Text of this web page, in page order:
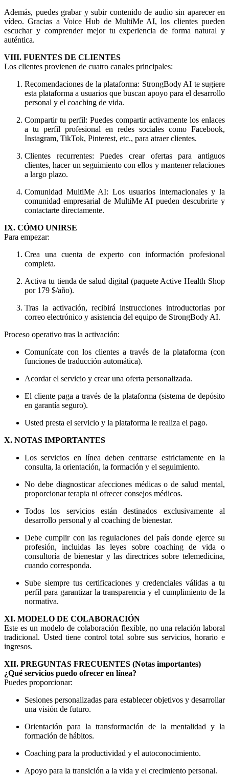
Además, puedes grabar y subir contenido de audio sin aparecer en
vídeo. Gracias a Voice Hub de MultiMe AI, los clientes pueden
escuchar y comprender mejor tu experiencia de forma natural y
auténtica.
VIII. FUENTES DE CLIENTES
Los clientes provienen de cuatro canales principales:
Recomendaciones de la plataforma: StrongBody AI te sugiere
esta plataforma a usuarios que buscan apoyo para el desarrollo
personal y el coaching de vida.
Compartir tu perfil: Puedes compartir activamente los enlaces
a tu perfil profesional en redes sociales como Facebook,
Instagram, TikTok, Pinterest, etc., para atraer clientes.
Clientes recurrentes: Puedes crear ofertas para antiguos
clientes, hacer un seguimiento con ellos y mantener relaciones
a largo plazo.
Comunidad MultiMe AI: Los usuarios internacionales y la
comunidad empresarial de MultiMe AI pueden descubrirte y
contactarte directamente.
IX. CÓMO UNIRSE
Para empezar:
Crea una cuenta de experto con información profesional
completa.
Activa tu tienda de salud digital (paquete Active Health Shop
por 179 $/año).
Tras la activación, recibirá instrucciones introductorias por
correo electrónico y asistencia del equipo de StrongBody AI.
Proceso operativo tras la activación:
Comunícate con los clientes a través de la plataforma (con
funciones de traducción automática).
Acordar el servicio y crear una oferta personalizada.
El cliente paga a través de la plataforma (sistema de depósito
en garantía seguro).
Usted presta el servicio y la plataforma le realiza el pago.
X. NOTAS IMPORTANTES
Los servicios en línea deben centrarse estrictamente en la
consulta, la orientación, la formación y el seguimiento.
No debe diagnosticar afecciones médicas o de salud mental,
proporcionar terapia ni ofrecer consejos médicos.
Todos los servicios están destinados exclusivamente al
desarrollo personal y al coaching de bienestar.
Debe cumplir con las regulaciones del país donde ejerce su
profesión, incluidas las leyes sobre coaching de vida o
consultoría de bienestar y las directrices sobre telemedicina,
cuando corresponda.
Sube siempre tus certificaciones y credenciales válidas a tu
perfil para garantizar la transparencia y el cumplimiento de la
normativa.
XI. MODELO DE COLABORACIÓN
Este es un modelo de colaboración flexible, no una relación laboral
tradicional. Usted tiene control total sobre sus servicios, horario e
ingresos.
XII. PREGUNTAS FRECUENTES (Notas importantes)
¿Qué servicios puedo ofrecer en línea?
Puedes proporcionar:
Sesiones personalizadas para establecer objetivos y desarrollar
una visión de futuro.
Orientación para la transformación de la mentalidad y la
formación de hábitos.
Coaching para la productividad y el autoconocimiento.
Apoyo para la transición a la vida y el crecimiento personal.